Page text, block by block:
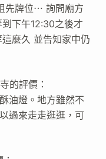
先牌位⋯ 詢問廟方
下午12:30之後才
麼久 並告知家中仍
的評價：
油燈。地方雖然不
過來走走逛逛，可